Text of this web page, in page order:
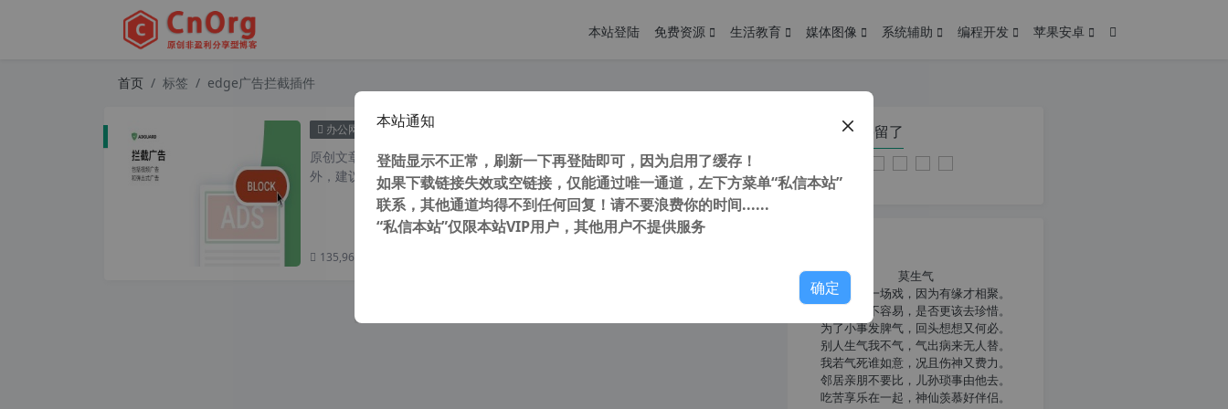
本站登陆 免费资源 生活教育 媒体图像 系统辅助 编程开发 苹果安卓
首页 标签 edge广告拦截插件
办公网络 最强chrome、edge广告拦截插件 AdGuard v4.2.151 快速、轻量级的广告拦截插件
原创文章，转载请注明： 转载自 cnorg.12hp.de 注意： 由于网站空间位于国
外，建议避开晚上的访问高...
135,962 次浏览
您在本页停留了
莫生气
人生就像一场戏，因为有缘才相聚。
相扶到老不容易，是否更该去珍惜。
为了小事发脾气，回头想想又何必。
别人生气我不气，气出病来无人替。
我若气死谁如意，况且伤神又费力。
邻居亲朋不要比，儿孙琐事由他去。
吃苦享乐在一起，神仙羡慕好伴侣。
本站通知
登陆显示不正常，刷新一下再登陆即可，因为启用了缓存！
如果下载链接失效或空链接，仅能通过唯一通道，左下方菜单“私信本站”
联系，其他通道均得不到任何回复！请不要浪费你的时间......
“私信本站”仅限本站VIP用户，其他用户不提供服务
确定